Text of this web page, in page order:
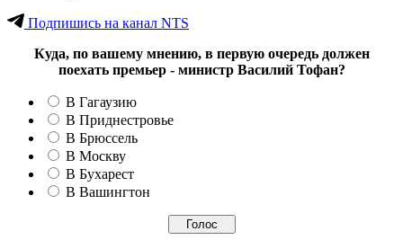
Подпишись на канал NTS
Куда, по вашему мнению, в первую очередь должен
поехать премьер - министр Василий Тофан?
В Гагаузию
В Приднестровье
В Брюссель
В Москву
В Бухарест
В Вашингтон